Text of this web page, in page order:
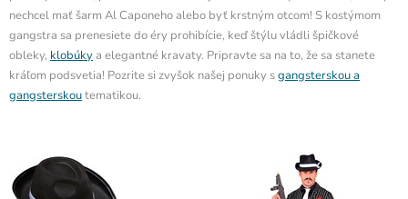
nechcel mať šarm Al Caponeho alebo byť krstným otcom! S kostýmom
gangstra sa prenesiete do éry prohibície, keď štýlu vládli špičkové
obleky, klobúkya elegantné kravaty. Pripravte sa na to, že sa stanete
kráľom podsvetia! Pozrite si zvyšok našej ponuky sgangsterskou a
gangsterskoutematikou.